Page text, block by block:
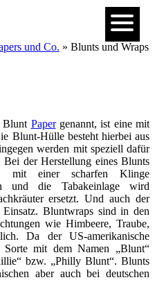
und Co. » Blunts und Wraps
Blunt Papergenannt, ist eine mit
Blunt-Hülle besteht hierbei aus
werden mit speziell dafür
Bei der Herstellung eines Blunts
mit einer scharfen Klinge
und die Tabakeinlage wird
ersetzt. Und auch der
Bluntwraps sind in den
wie Himbeere, Traube,
Da der US-amerikanische
Sorte mit dem Namen „Blunt“
bzw. „Philly Blunt“. Blunts
aber auch bei deutschen